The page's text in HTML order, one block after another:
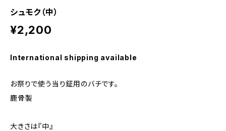
シュモク（中）
¥2,200
International shipping available
お祭りで使う当り鉦用のバチです。
鹿骨製
大きさは『中』